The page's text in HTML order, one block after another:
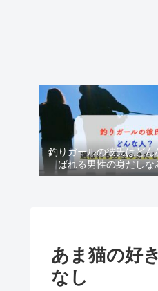
釣りガールの彼氏はどん
ばれる男性の身だしな
あま猫の好
なし